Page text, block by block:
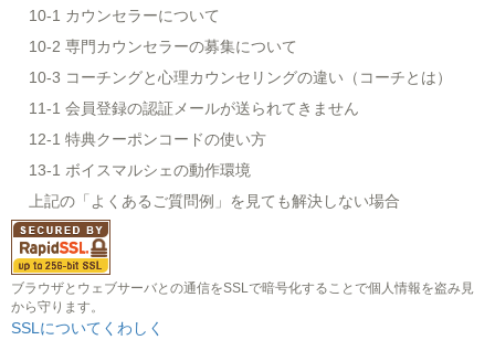
10-1 カウンセラーについて
10-2 専門カウンセラーの募集について
10-3 コーチングと心理カウンセリングの違い（コーチとは）
11-1 会員登録の認証メールが送られてきません
12-1 特典クーポンコードの使い方
13-1 ボイスマルシェの動作環境
上記の「よくあるご質問例」を見ても解決しない場合
ブラウザとウェブサーバとの通信をSSLで暗号化することで個人情報を盗み見
から守ります。
SSLについてくわしく